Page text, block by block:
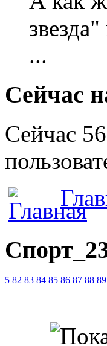
...
Сейчас
Сейчас
5 82 83 84 85 86 87 88 89